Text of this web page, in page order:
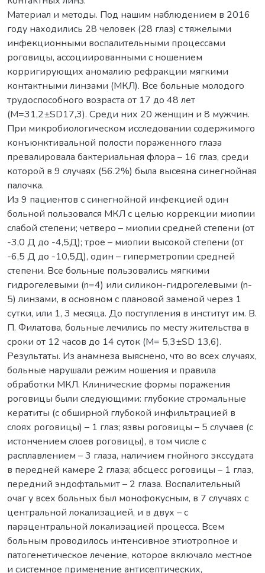
Материал и методы. Под нашим наблюдением в 2016
году находились 28 человек (28 глаз) с тяжелыми
инфекционными воспалительными процессами
роговицы, ассоциированными с ношением
корригирующих аномалию рефракции мягкими
контактными линзами (МКЛ). Все больные молодого
трудоспособного возраста от 17 до 48 лет
(М=31,2±SD17,3). Среди них 20 женщин и 8 мужчин.
При микробиологическом исследовании содержимого
конъюнктивальной полости пораженного глаза
превалировала бактериальная флора – 16 глаз, среди
которой в 9 случаях (56.2%) была высеяна синегнойная
палочка.
Из 9 пациентов с синегнойной инфекцией один
больной пользовался МКЛ с целью коррекции миопии
слабой степени; четверо – миопии средней степени (от
-3,0 Д до -4,5Д); трое – миопии высокой степени (от
-6,5 Д до -10,5Д), один – гиперметропии средней
степени. Все больные пользовались мягкими
гидрогелевыми (n=4) или силикон-гидрогелевыми (n-
5) линзами, в основном с плановой заменой через 1
сутки, или 1, 3 месяца. До поступления в институт им. В.
П. Филатова, больные лечились по месту жительства в
сроки от 12 часов до 14 суток (M= 5,3±SD 13,6).
Результаты. Из анамнеза выяснено, что во всех случаях,
больные нарушали режим ношения и правила
обработки МКЛ. Клинические формы поражения
роговицы были следующими: глубокие стромальные
кератиты (с обширной глубокой инфильтрацией в
слоях роговицы) – 1 глаз; язвы роговицы – 5 случаев (с
истончением слоев роговицы), в том числе с
расплавлением – 3 глаза, наличием гнойного экссудата
в передней камере 2 глаза; абсцесс роговицы – 1 глаз,
передний эндофтальмит – 2 глаза. Воспалительный
очаг у всех больных был монофокусным, в 7 случаях с
центральной локализацией, и в двух – с
парацентральной локализацией процесса. Всем
больным проводилось интенсивное этиотропное и
патогенетическое лечение, которое включало местное
и системное применение антисептических,